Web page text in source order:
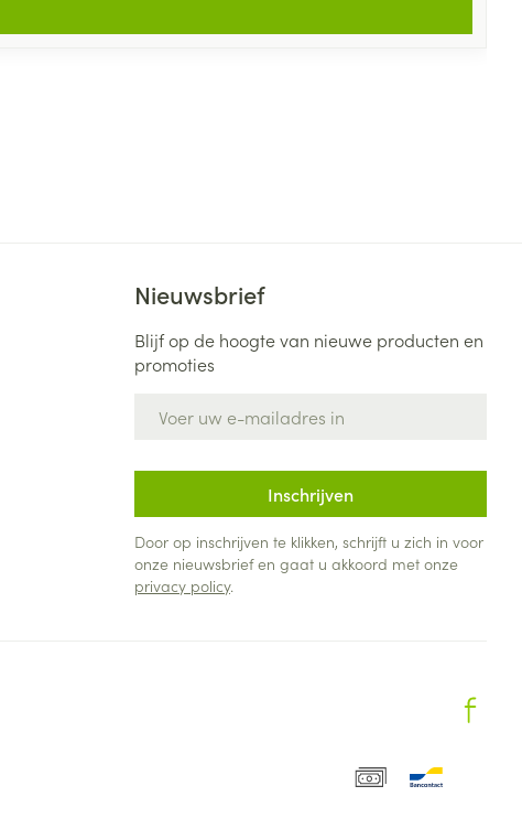
Nieuwsbrief
Blijf op de hoogte van nieuwe producten en
promoties
Inschrijven
Door op inschrijven te klikken, schrijft u zich in voor
onze nieuwsbrief en gaat u akkoord met onze
privacy policy.